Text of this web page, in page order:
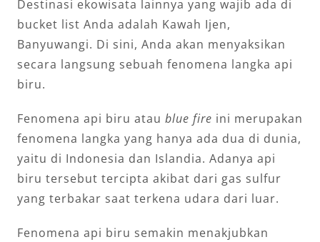
Destinasi ekowisata lainnya yang wajib ada di
bucket list Anda adalah Kawah Ijen,
Banyuwangi. Di sini, Anda akan menyaksikan
secara langsung sebuah fenomena langka api
biru.
Fenomena api biru atau blue fire ini merupakan
fenomena langka yang hanya ada dua di dunia,
yaitu di Indonesia dan Islandia. Adanya api
biru tersebut tercipta akibat dari gas sulfur
yang terbakar saat terkena udara dari luar.
Fenomena api biru semakin menakjubkan